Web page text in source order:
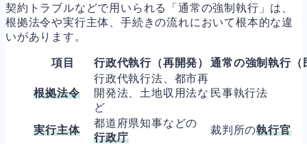
契約トラブルなどで用いられる「通常の強制執行」は、
根拠法令や実行主体、手続きの流れにおいて根本的な違
いがあります。
項目 行政代執行（再開発） 通常の強制執行（
根拠法令
行政代執行法、都市再
開発法、土地収用法な
ど
民事執行法
実行主体
都道府県知事などの
行政庁
裁判所の執行官